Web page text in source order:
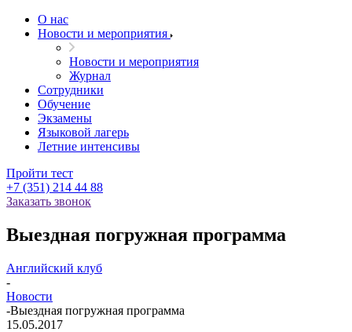
О нас
Новости и мероприятия
Новости и мероприятия
Журнал
Сотрудники
Обучение
Экзамены
Языковой лагерь
Летние интенсивы
Пройти тест
+7 (351) 214 44 88
Заказать звонок
Выездная погружная программа
Английский клуб
-
Новости
-Выездная погружная программа
15.05.2017